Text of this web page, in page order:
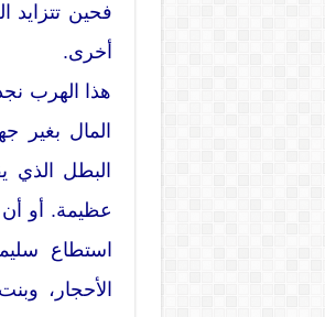
فحين تتزايد
أخرى.
هذا الهرب
المال بغير
البطل
عظيمة. أو أن
استطاع
الأحجار،